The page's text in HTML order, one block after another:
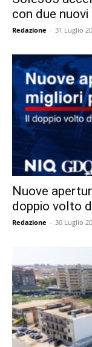
con due
Redazione - 31 Luglio
Nuove
doppio volto
Redazione - 30 Luglio